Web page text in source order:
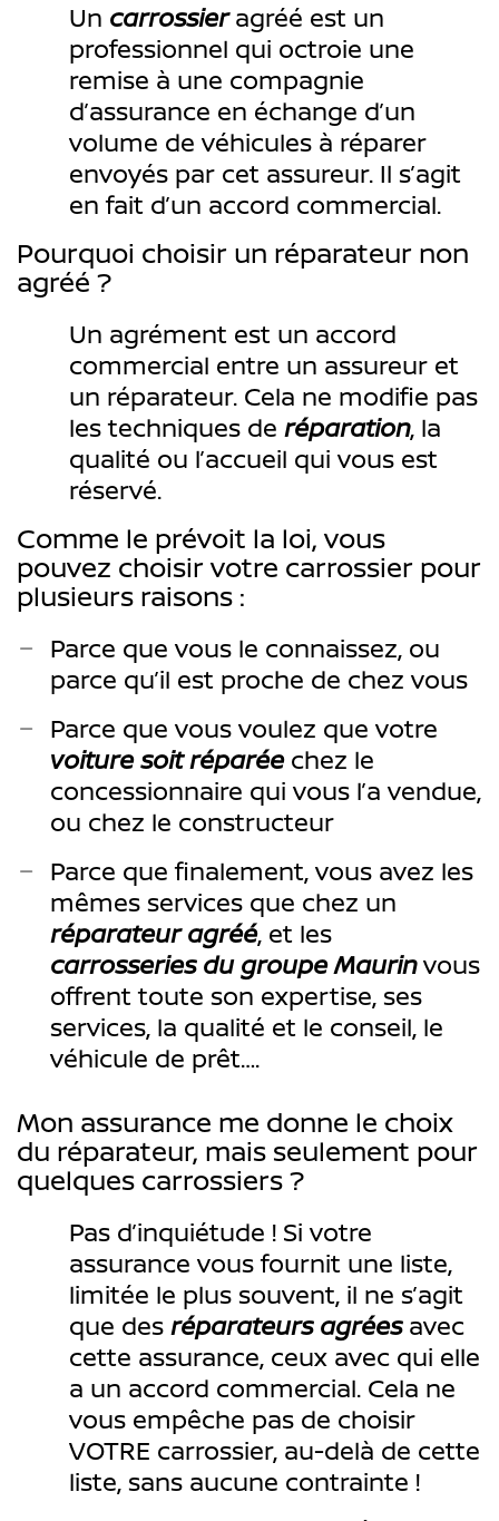
Un carrossieragréé est un
professionnel qui octroie une
remise à une compagnie
d’assurance en échange d’un
volume de véhicules à réparer
envoyés par cet assureur. Il s’agit
en fait d’un accord commercial.
Pourquoi choisir un réparateur non
agréé ?
Un agrément est un accord
commercial entre un assureur et
un réparateur. Cela ne modifie pas
les techniques deréparation, la
qualité ou l’accueil qui vous est
réservé.
Comme le prévoit la loi, vous
pouvez choisir votre carrossier pour
plusieurs raisons :
Parce que vous le connaissez, ou
parce qu’il est proche de chez vous
Parce que vous voulez que votre
voiture soit réparéechez le
concessionnaire qui vous l’a vendue,
ou chez le constructeur
Parce que finalement, vous avez les
mêmes services que chez un
réparateur agréé, et les
carrosseries du groupe Maurinvous
offrent toute son expertise, ses
services, la qualité et le conseil, le
véhicule de prêt….
Mon assurance me donne le choix
du réparateur, mais seulement pour
quelques carrossiers ?
Pas d’inquiétude ! Si votre
assurance vous fournit une liste,
limitée le plus souvent, il ne s’agit
que des réparateurs agréesavec
cette assurance, ceux avec qui elle
a un accord commercial. Cela ne
vous empêche pas de choisir
VOTRE carrossier, au-delà de cette
liste, sans aucune contrainte !